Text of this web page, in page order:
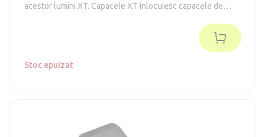
acestor lumini XT. Capacele XT înlocuiesc capacele de
Stoc epuizat